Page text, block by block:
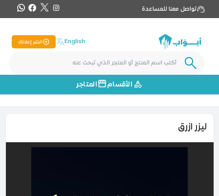
تواصل معنا للمساعدة
English انشر إعلانك
الأقسام المتاجر
ليزر ازرق